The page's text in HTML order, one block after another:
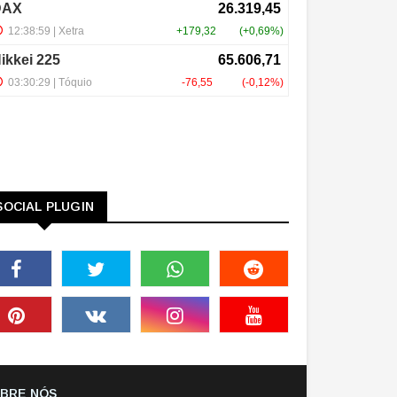
PLUGIN
NÓS